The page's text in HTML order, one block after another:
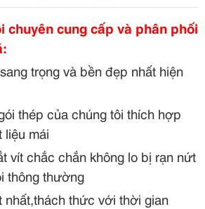
chuyên cung cấp và phân phối
trọng và bền đẹp nhất hiện
thép của chúng tôi thích hợp
liệu mái
vít chắc chắn không lo bị rạn nứt
thông thường
nhất,thách thức với thời gian